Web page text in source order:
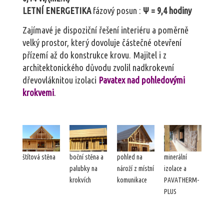
LETNÍ ENERGETIKAfázový posun : Ψ = 9,4 hodiny
Zajímavé je dispoziční řešení interiéru a poměrně
velký prostor, který dovoluje částečné otevření
přízemí až do konstrukce krovu. Majitel i z
architektonického důvodu zvolil nadkrokevní
dřevovláknitou izolaci Pavatex nad pohledovými
krokvemi.
štítová stěna
boční stěna a
palubky na
krokvích
pohled na
nároží z místní
komunikace
minerální
izolace a
PAVATHERM-
PLUS